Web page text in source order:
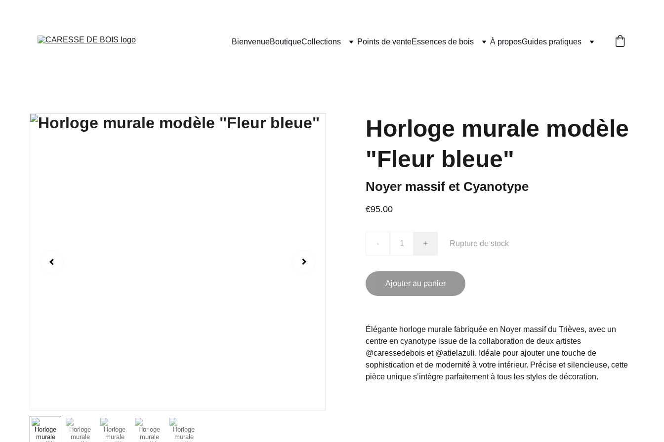
BienvenueBoutiqueCollections Points de venteEssences de bois À proposGuides pratiques
Horloge murale modèle
"Fleur bleue"
Noyer massif et Cyanotype
€95.00
- + Rupture de stock
Ajouter au panier
Élégante horloge murale fabriquée en Noyer massif du Trièves, avec un
centre en cyanotype issue de la collaboration de deux artistes
@caressedebois et @atielazuli. Idéale pour ajouter une touche de
sophistication et de modernité à votre intérieur. Précise et silencieuse, cette
pièce unique s’intègre parfaitement à tous les styles de décoration.